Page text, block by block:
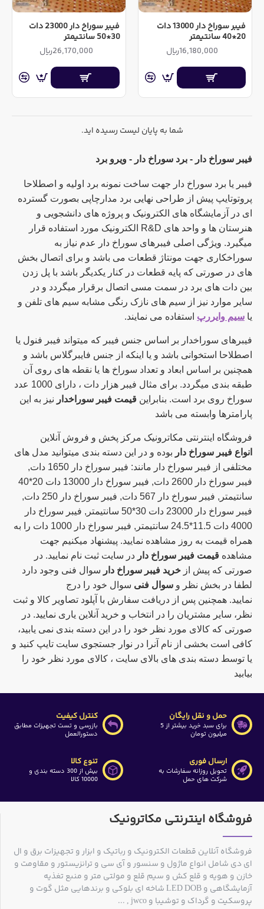
فیبر سوراخ دار - برد سوراخ دار - ویرو برد
فیبر یا برد سوراخ دار جهت ساخت نمونه برد اولیه و اصطلاحا
پروتوتایپ پیش از طراحی نهایی برد مدارچاپی بصورت گسترده
ای در آزمایشگاه های الکترونیک و پروژه های دانشجویی و
هنرستان ها و واحد های R&D الکترونیک مورد استفاده قرار
میگیرد. ویژگی اصلی فیبرهای سوراخ دار عدم نیاز به
سوراخکاری جهت مونتاژ قطعات می باشد و برای اتصال بخش
های در صورتی که پایه قطعات در کنار یکدیگر باشد با پل زدن
بین دات های برد در سمت مسی اتصال برقرار میگردد و در
سایر موارد نیز از سیم های نازک رنگی مشابه سیم های تلفن و
یا سیم وایررپ استفاده می نمایند.
فیبرهای سوراخدار بر اساس جنس فیبر که میتواند فیبر فنول یا
اصطلاحا استخوانی باشد و یا اینکه از جنس فایبرگلاس باشد و
همچنین بر اساس ابعاد و تعداد سوراخ ها یا نقطه های روی آن
طبقه بندی میگردد. برای مثال فیبر هزار دات ، دارای 1000 عدد
سوراخ روی برد است. بنابراین قیمت فیبر سوراخدار نیز به این
پارامترها وابسته می باشد
فروشگاه اینترنتی مکاترونیک مرکز پخش و فروش آنلاین
انواع فیبر سوراخ دار بوده و در این دسته بندی میتوانید مدل های
مختلفی از فیبر سوراخ دار مانند: فیبر سوراخ دار 1650 دات,
فیبر سوراخ دار 2600 دات, فیبر سوراخ دار 13000 دات 20*40
سانتیمتر, فیبر سوراخ دار 567 دات, فیبر سوراخ دار 250 دات,
فیبر سوراخ دار 23000 دات 30*50 سانتیمتر, فیبر سوراخ دار
4000 دات 11.5*24.5 سانتیمتر, فیبر سوراخ دار 1000 دات را به
همراه قیمت به روز مشاهده نمایید. پیشنهاد میکنیم جهت
مشاهده قیمت فیبر سوراخ دار در سایت ثبت نام نمایید. در
صورتی که پیش از خرید فیبر سوراخ دار سوال فنی وجود دارد
لطفا در بخش نظر و سوال فنی سوال خود را درج
نمایید. همچنین پس از دریافت سفارش با آپلود تصاویر کالا و ثبت
نظر، سایر مشتریان را در انتخاب و خرید آنلاین یاری نمایید. در
صورتی که کالای مورد نظر خود را در این دسته بندی نمی یابید،
کافی است بخشی از نام آنرا در نوار جستجوی سایت تایپ کنید و
یا توسط دسته بندی های بالای سایت ، کالای مورد نظر خود را
بیابید
فیبر سوراخ دار 13000 دات
20*40 سانتیمتر
16,180,000ریال
فیبر سوراخ دار 23000 دات
30*50 سانتیمتر
26,170,000ریال
شما به پایان لیست رسیده اید.
حمل و نقل رایگان
برای سبد خرید بیشتر از 5
میلیون تومان
کنترل کیفیت
بازرسی و تست تجهیزات مطابق
دستورالعمل
ارسال فوری
تحویل روزانه سفارشات به
شرکت های حمل
تنوع کالا
بیش از 300 دسته بندی و
10000 کالا
فروشگاه اینترنتی مکاترونیک
فروشگاه آنلاین قطعات الکترونیک و رباتیک و ابزار و تجهیزات برق و ال
ای دی شامل انواع ماژول و سنسور و آی سی و ترانزیستور و مقاومت و
خازن و هویه و قلع کش و سیم قلع و مولتی متر و منبع تغذیه
آزمایشگاهی و LED DOB شاخه ای بلوکی و برندهایی مثل گوت و
پروسکیت و گرداک و توشیبا و jwco , ...